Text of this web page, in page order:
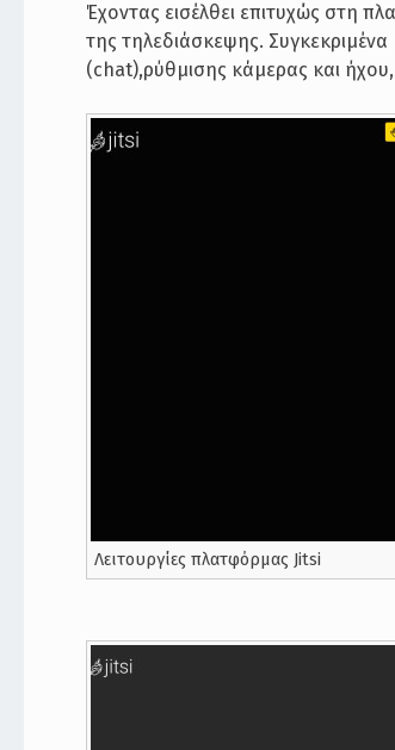
Έχοντας εισέλθει επιτυχώς στη
της τηλεδιάσκεψης.
(chat),ρύθμισης κάμερας και ήχου,
Λειτουργίες πλατφόρμας Jitsi